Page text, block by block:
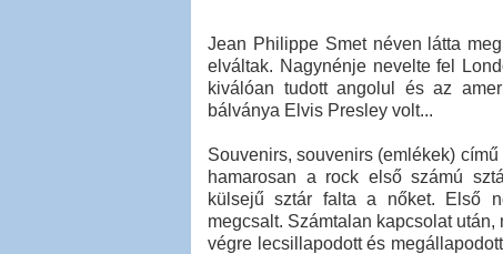
Jean Philippe Smet néven látta
elváltak. Nagynénje nevelte fel
kiválóan tudott angolul és az
bálványa Elvis Presley volt...
Souvenirs, souvenirs (emlékek)
hamarosan a rock első számú
külsejű sztár falta a nőket. Első
megcsalt. Számtalan kapcsolat
végre lecsillapodott és